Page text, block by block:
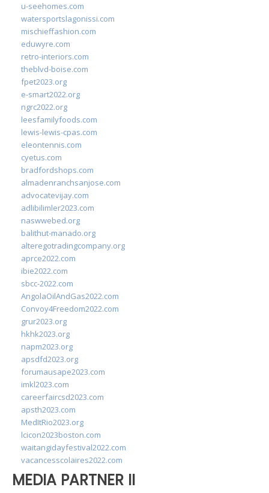
u-seehomes.com
watersportslagonissi.com
mischieffashion.com
eduwyre.com
retro-interiors.com
theblvd-boise.com
fpet2023.org
e-smart2022.org
ngrc2022.org
leesfamilyfoods.com
lewis-lewis-cpas.com
eleontennis.com
cyetus.com
bradfordshops.com
almadenranchsanjose.com
advocatevijay.com
adlibilimler2023.com
naswwebed.org
balithut-manado.org
alteregotradingcompany.org
aprce2022.com
ibie2022.com
sbcc-2022.com
AngolaOilAndGas2022.com
Convoy4Freedom2022.com
grur2023.org
hkhk2023.org
napm2023.org
apsdfd2023.org
forumausape2023.com
imkl2023.com
careerfaircsd2023.com
apsth2023.com
MedItRio2023.org
lcicon2023boston.com
waitangidayfestival2022.com
vacancesscolaires2022.com
MEDIA PARTNER II